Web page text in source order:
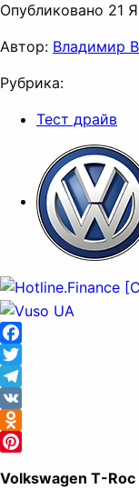
Опубликовано 21
Автор: Владимир
Рубрика:
Тест драйв
Facebook
Twitter
Telegram
VK
Odnoklassniki
Volkswagen T-Roc